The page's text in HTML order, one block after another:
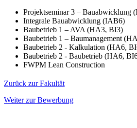
Projektseminar 3 – Bauabwicklung
Integrale Bauabwicklung (IAB6)
Baubetrieb 1 – AVA (HA3, BI3)
Baubetrieb 1 – Baumanagement
Baubetrieb 2 - Kalkulation (HA6,
Baubetrieb 2 - Baubetrieb (HA6,
FWPM Lean Construction
Zurück zur Fakultät
Weiter zur Bewerbung